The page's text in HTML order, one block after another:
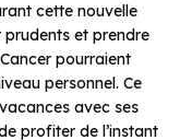
cette nouvelle
prudents et prendre
pourraient
personnel. Ce
avec ses
profiter de l’instant